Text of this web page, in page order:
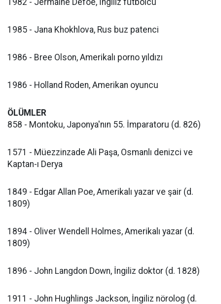
1982 - Jermaine Defoe, İngiliz futbolcu
1985 - Jana Khokhlova, Rus buz patenci
1986 - Bree Olson, Amerikalı porno yıldızı
1986 - Holland Roden, Amerikan oyuncu
ÖLÜMLER
858 - Montoku, Japonya'nın 55. İmparatoru (d. 826)
1571 - Müezzinzade Ali Paşa, Osmanlı denizci ve
Kaptan-ı Derya
1849 - Edgar Allan Poe, Amerikalı yazar ve şair (d.
1809)
1894 - Oliver Wendell Holmes, Amerikalı yazar (d.
1809)
1896 - John Langdon Down, İngiliz doktor (d. 1828)
1911 - John Hughlings Jackson, İngiliz nörolog (d.